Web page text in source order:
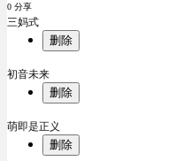
0 分享
三妈式
删除
初音未来
删除
萌即是正义
删除